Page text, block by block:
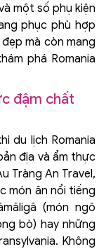
một số phụ kiện
phục phù hợp
mà còn mang
phá Romania
đậm chất
du lịch Romania
địa và ẩm thực
Tràng An Travel,
món ăn nổi tiếng
(món ngô
bò) hay những
Không